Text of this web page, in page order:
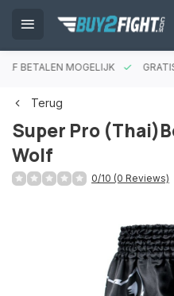
BETALEN MOGELIJK
Terug
Super Pro
Wolf
0/10 (0 Reviews)